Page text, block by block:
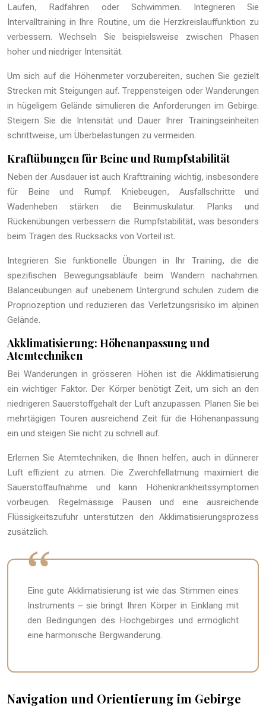
Laufen, Radfahren oder Schwimmen. Integrieren Sie
Intervalltraining in Ihre Routine, um die Herzkreislauffunktion zu
verbessern. Wechseln Sie beispielsweise zwischen Phasen
hoher und niedriger Intensität.
Um sich auf die Höhenmeter vorzubereiten, suchen Sie gezielt
Strecken mit Steigungen auf. Treppensteigen oder Wanderungen
in hügeligem Gelände simulieren die Anforderungen im Gebirge.
Steigern Sie die Intensität und Dauer Ihrer Trainingseinheiten
schrittweise, um Überbelastungen zu vermeiden.
Kraftübungen für Beine und Rumpfstabilität
Neben der Ausdauer ist auch Krafttraining wichtig, insbesondere
für Beine und Rumpf. Kniebeugen, Ausfallschritte und
Wadenheben stärken die Beinmuskulatur. Planks und
Rückenübungen verbessern die Rumpfstabilität, was besonders
beim Tragen des Rucksacks von Vorteil ist.
Integrieren Sie funktionelle Übungen in Ihr Training, die die
spezifischen Bewegungsabläufe beim Wandern nachahmen.
Balanceübungen auf unebenem Untergrund schulen zudem die
Propriozeption und reduzieren das Verletzungsrisiko im alpinen
Gelände.
Akklimatisierung: Höhenanpassung und
Atemtechniken
Bei Wanderungen in grösseren Höhen ist die Akklimatisierung
ein wichtiger Faktor. Der Körper benötigt Zeit, um sich an den
niedrigeren Sauerstoffgehalt der Luft anzupassen. Planen Sie bei
mehrtägigen Touren ausreichend Zeit für die Höhenanpassung
ein und steigen Sie nicht zu schnell auf.
Erlernen Sie Atemtechniken, die Ihnen helfen, auch in dünnerer
Luft effizient zu atmen. Die Zwerchfellatmung maximiert die
Sauerstoffaufnahme und kann Höhenkrankheitssymptomen
vorbeugen. Regelmässige Pausen und eine ausreichende
Flüssigkeitszufuhr unterstützen den Akklimatisierungsprozess
zusätzlich.
Eine gute Akklimatisierung ist wie das Stimmen eines
Instruments – sie bringt Ihren Körper in Einklang mit
den Bedingungen des Hochgebirges und ermöglicht
eine harmonische Bergwanderung.
Navigation und Orientierung im Gebirge